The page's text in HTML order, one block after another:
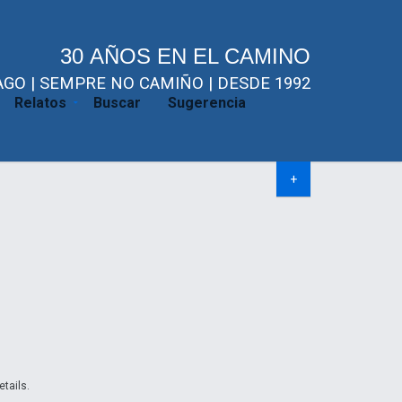
30 AÑOS EN EL CAMINO
| SEMPRE NO CAMIÑO | DESDE 1992
Relatos Buscar Sugerencia
+